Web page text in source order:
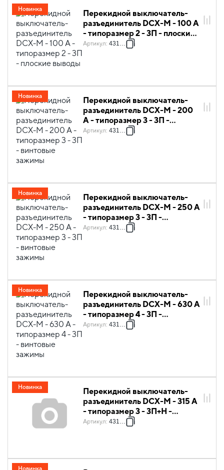
Перекидной выключатель-
разъединитель DCX-M - 100 А
- типоразмер 2 - 3П - плоские
выводы
Артикул: 431102
Новинка
Перекидной выключатель-
разъединитель DCX-M - 200
А - типоразмер 3 - 3П -
винтовые зажимы
Артикул: 431105
Новинка
Перекидной выключатель-
разъединитель DCX-M - 250 А
- типоразмер 3 - 3П -
винтовые зажимы
Артикул: 431106
Новинка
Перекидной выключатель-
разъединитель DCX-M - 630 А
- типоразмер 4 - 3П -
винтовые зажимы
Артикул: 431109
Новинка
Перекидной выключатель-
разъединитель DCX-M - 315 А
- типоразмер 3 - 3П+Н -
винтовые зажимы
Артикул: 431127
Новинка
Новинка